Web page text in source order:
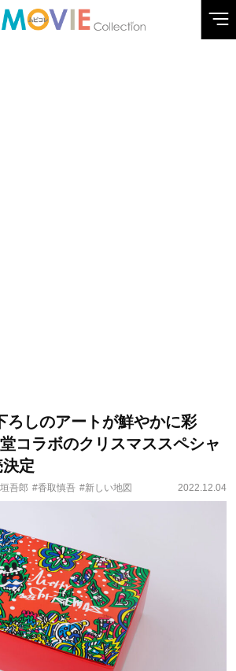
ろしのアートが鮮やかに彩
コラボのクリスマススペシャ
定
吾郎 #香取慎吾 #新しい地図 2022.12.04